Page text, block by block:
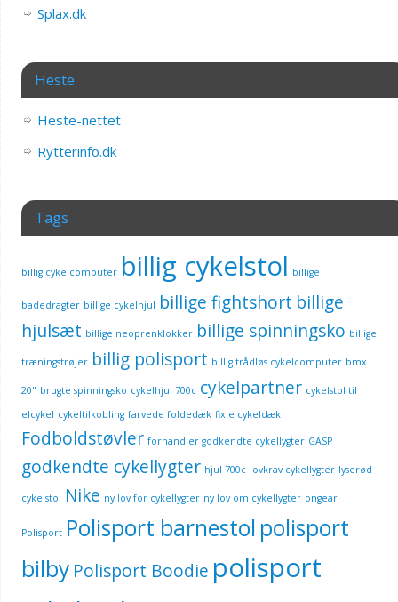
Splax.dk
Heste
Heste-nettet
Rytterinfo.dk
Tags
billig cykelcomputer billig cykelstol billige
badedragter billige cykelhjul billige fightshort billige
hjulsæt billige neoprenklokker billige spinningsko billige
træningstrøjer billig polisport billig trådløs cykelcomputer bmx
20" brugte spinningsko cykelhjul 700c cykelpartner cykelstol til
elcykel cykeltilkobling farvede foldedæk fixie cykeldæk
Fodboldstøvler forhandler godkendte cykellygter GASP
godkendte cykellygter hjul 700c lovkrav cykellygter lyserød
cykelstol Nike ny lov for cykellygter ny lov om cykellygter ongear
Polisport Polisport barnestol polisport
bilby Polisport Boodie polisport